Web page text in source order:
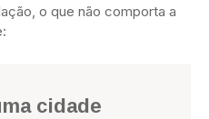
o que não comporta a
cidade